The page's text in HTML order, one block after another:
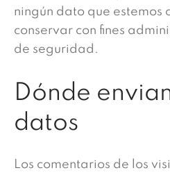
ningún dato que estemos
conservar con fines
de seguridad.
Dónde
datos
Los comentarios de los